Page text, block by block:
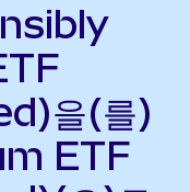
을(를)
ETF